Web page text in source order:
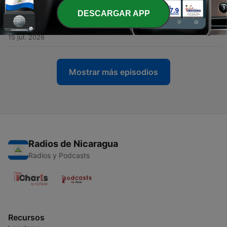
22 jul. 2026
337 - El Divino Sembrador te llama a sembrar
15 jul. 2026
Mostrar más episodios
Radios de Nicaragua
Radios y Podcasts
Recursos
DESCARGAR APP